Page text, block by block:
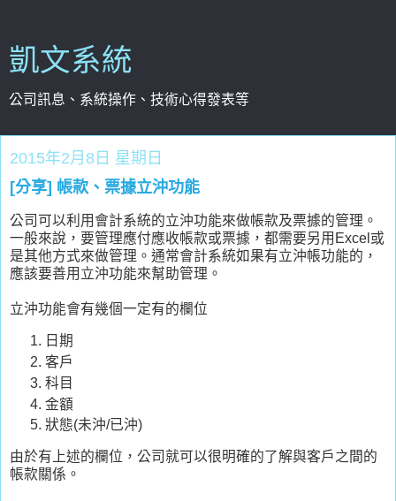
凱文系統
公司訊息、系統操作、技術心得發表等
2015年2月8日 星期日
[分享] 帳款、票據立沖功能
公司可以利用會計系統的立沖功能來做帳款及票據的管理。
一般來說，要管理應付應收帳款或票據，都需要另用Excel或
是其他方式來做管理。通常會計系統如果有立沖帳功能的，
應該要善用立沖功能來幫助管理。
立沖功能會有幾個一定有的欄位
日期
客戶
科目
金額
狀態(未沖/已沖)
由於有上述的欄位，公司就可以很明確的了解與客戶之間的
帳款關係。